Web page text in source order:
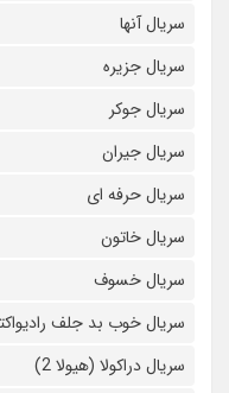
سریال آنها
سریال جزیره
سریال جوکر
سریال جیران
سریال حرفه ای
سریال خاتون
سریال خسوف
سریال خوب بد جلف
سریال دراکولا (هیولا 2)